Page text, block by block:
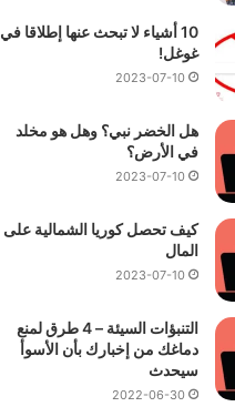
10 أشياء لا تبحث عنها إطلاقا في
غوغل!
2023-07-10
هل الخضر نبي؟ وهل هو مخلد
في الأرض؟
2023-07-10
كيف تحصل كوريا الشمالية على
المال
2023-07-10
التنبؤات السيئة – 4 طرق لمنع
دماغك من إخبارك بأن الأسوأ
سيحدث
2022-06-30